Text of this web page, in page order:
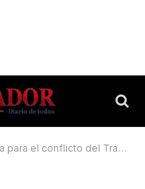
del Transporte Urbano